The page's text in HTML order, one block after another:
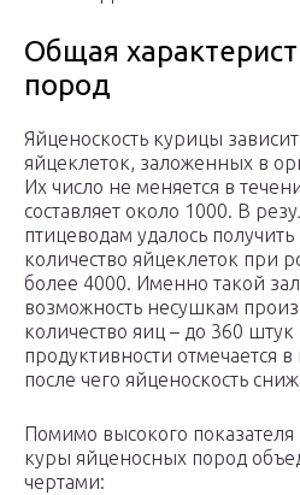
Общая
пород
Яйценоскость курицы
яйцеклеток, заложенных в
Их число не меняется в
составляет около 1000. В
птицеводам удалось
количество яйцеклеток при
более 4000. Именно такой
возможность несушкам
количество яиц – до 360 штук
продуктивности отмечается
после чего яйценоскость
Помимо высокого показателя
куры яйценосных пород
чертами: